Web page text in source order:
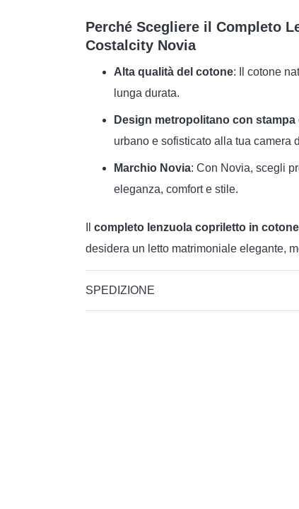
Perché Scegliere il Completo
Costalcity Novia
Alta qualità del cotone: Il cotone
lunga durata.
Design metropolitano con
urbano e sofisticato alla tua camera
Marchio Novia: Con Novia, scegli
eleganza, comfort e stile.
completo lenzuola copriletto in
desidera un letto matrimoniale elegante,
SPEDIZIONE